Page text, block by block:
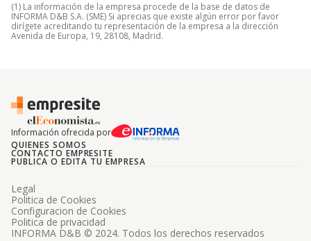
(1) La información de la empresa procede de la base de datos de
INFORMA D&B S.A. (SME) Si aprecias que existe algún error por favor
dirígete acreditando tu representación de la empresa a la dirección
Avenida de Europa, 19, 28108, Madrid.
Información ofrecida por
QUIENES SOMOS
CONTACTO EMPRESITE
PUBLICA O EDITA TU EMPRESA
INFORMA D&B © 2024. Todos los derechos reservados
Legal
Politica de Cookies
Configuracion de Cookies
Politica de privacidad